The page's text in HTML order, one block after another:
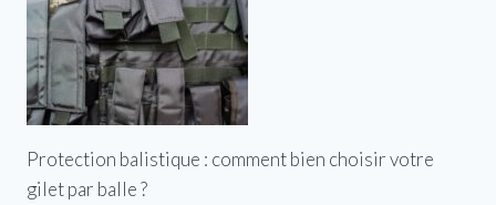
Protection balistique : comment bien choisir votre
gilet par balle ?